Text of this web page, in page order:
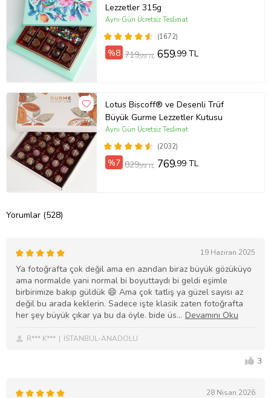
Lezzetler 315g
(1672)
Aynı Gün Ücretsiz Teslimat
%8 719,99 TL 659,99 TL
Lotus Biscoff® ve Desenli Trüf
Büyük Gurme Lezzetler Kutusu
(2032)
Aynı Gün Ücretsiz Teslimat
%7 829,99 TL 769,99 TL
Yorumlar (528)
19 Haziran 2025
Ya fotoğrafta çok değil ama en azından biraz büyük gözüküyo
ama normalde yani normal bi boyuttaydı bi geldi eşimle
birbirimize bakıp güldük 😄 Ama çok tatlış ya güzel sayısı az
değil bu arada keklerin. Sadece işte klasik zaten fotoğrafta
her şey büyük çıkar ya bu da öyle. bide üs
R*** K*** İSTANBUL-ANADOLU
3
28 Nisan 2026